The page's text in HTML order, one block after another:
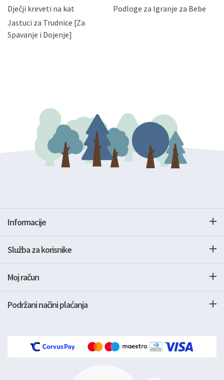
zatražiti prestanak aktivnosti obrade Vaših osobnih
podataka. Opoziv privole možete podnijeti poštom na
gore navedenu adresu ili e-mailom na adresu:
Dječji kreveti na kat
Podloge za Igranje za Bebe
Jastuci za Trudnice [Za
Spavanje i Dojenje]
Informacije
Služba za korisnike
Moj račun
Podržani načini plaćanja